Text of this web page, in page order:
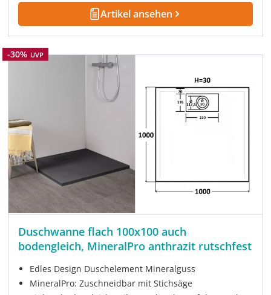
Artikel ansehen
Rabatt
-30% UVP
Duschwanne flach 100x100 auch
bodengleich, MineralPro anthrazit rutschfest
Edles Design Duschelement Mineralguss
MineralPro: Zuschneidbar mit Stichsäge